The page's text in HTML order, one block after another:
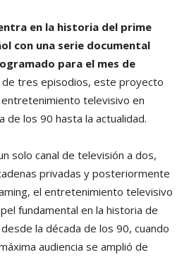
en la historia del prime
con una serie documental
para el mes de
de tres episodios, este proyecto
televisivo en
de los 90 hasta la actualidad.
solo canal de televisión a dos,
privadas y posteriormente
el entretenimiento televisivo
fundamental en la historia de
la década de los 90, cuando
audiencia se amplió de